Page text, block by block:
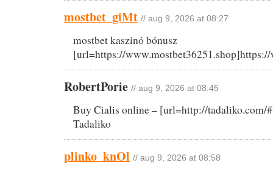
mostbet_giMt // aug 9, 2026 at 08:27
mostbet kaszinó bónusz
[url=https://
RobertPorie // aug 9, 2026 at 08:45
Buy Cialis online – [url=http://
Tadaliko
plinko_knOl // aug 9, 2026 at 08:58